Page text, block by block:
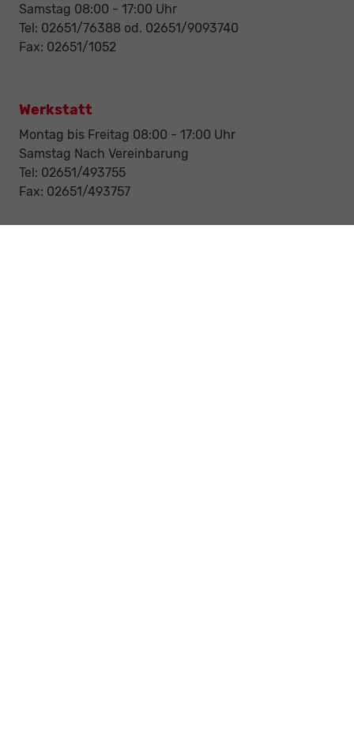
Samstag 08:00 - 17:00 Uhr
Tel: 02651/76388 od. 02651/9093740
Fax: 02651/1052
Werkstatt
Montag bis Freitag 08:00 - 17:00 Uhr
Samstag Nach Vereinbarung
Tel: 02651/493755
Fax: 02651/493757